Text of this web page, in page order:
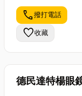
婉，台中美食
核心就在於
「大氣」與
「沾醬靈
魂」！本文台
中美食懶人包
將...
call撥打電話
favorite收藏
德民達特楊眼